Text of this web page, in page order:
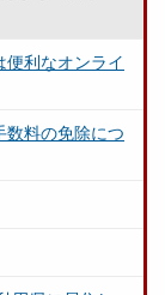
便利なオンライ
数料の免除につ